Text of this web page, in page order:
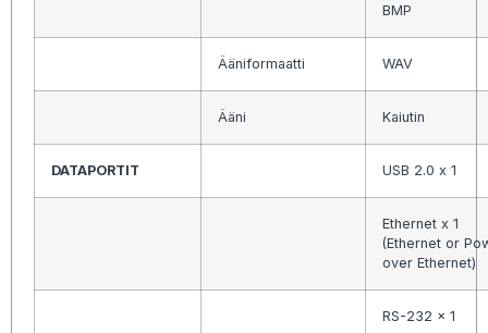
BMP
Ääniformaatti WAV
Ääni Kaiutin
DATAPORTIT USB 2.0 x 1
Ethernet x 1
(Ethernet or
over Ethernet)
RS-232 x 1